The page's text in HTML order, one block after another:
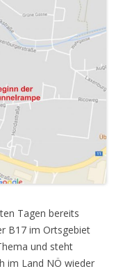
Tagen bereits
B17 im Ortsgebiet
und steht
im Land NÖ wieder